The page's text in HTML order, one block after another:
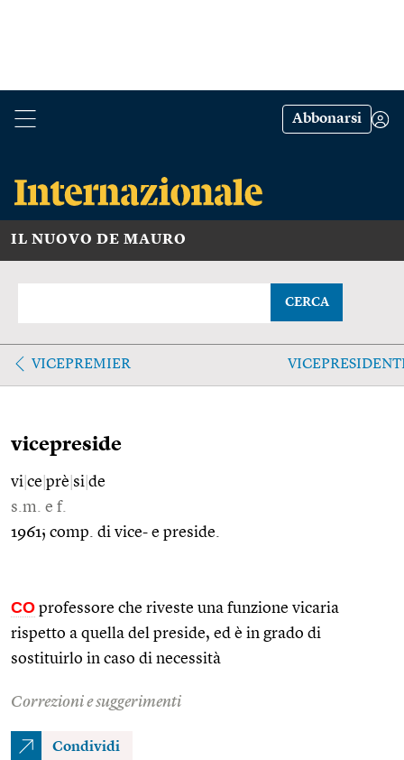
Abbonarsi
IL NUOVO DE MAURO
CERCA
VICEPREMIER
vicepreside
vi ce prè si de
s.m. e f.
1961; comp. di vice- e preside.
CO professore che riveste una funzione vicaria
rispetto a quella del preside, ed è in grado di
sostituirlo in caso di necessità
Correzioni e suggerimenti
Condividi